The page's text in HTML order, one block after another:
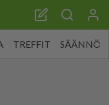
TREFFIT SÄÄNNÖT